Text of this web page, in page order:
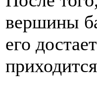
вершины
его